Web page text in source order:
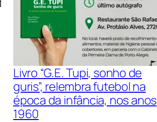
Livro “G.E. Tupi, sonho de
guris”, relembra futebol na
época da infância, nos anos
1960